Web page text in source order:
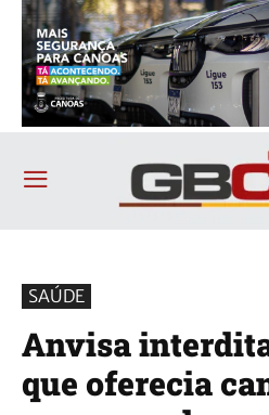
SAÚDE
Anvisa
que oferecia